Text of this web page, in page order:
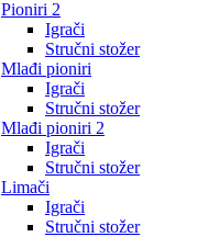
Pioniri 2
Igrači
Stručni stožer
Mlađi pioniri
Igrači
Stručni stožer
Mlađi pioniri 2
Igrači
Stručni stožer
Limači
Igrači
Stručni stožer